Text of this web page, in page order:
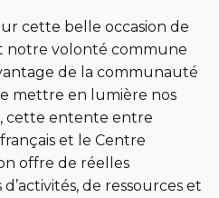
cette belle occasion de
notre volonté commune
de la communauté
mettre en lumière nos
cette entente entre
français et le Centre
offre de réelles
de ressources et